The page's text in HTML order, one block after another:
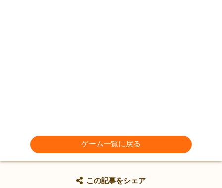
ゲーム一覧に戻る
この記事をシェア